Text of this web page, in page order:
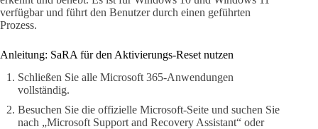
verfügbar und führt den Benutzer durch einen geführten
Prozess.
Anleitung: SaRA für den Aktivierungs-Reset nutzen
Schließen Sie alle Microsoft 365-Anwendungen
vollständig.
Besuchen Sie die offizielle Microsoft-Seite und suchen Sie
nach „Microsoft Support and Recovery Assistant“ oder